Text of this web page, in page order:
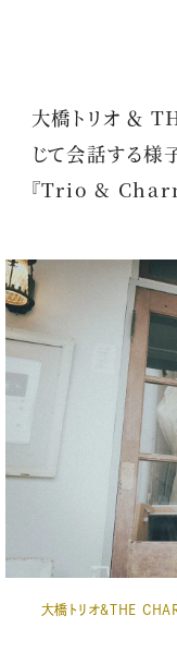
大橋トリオ ＆
じて会話する様
『Trio & Charm
大橋トリオ＆THE